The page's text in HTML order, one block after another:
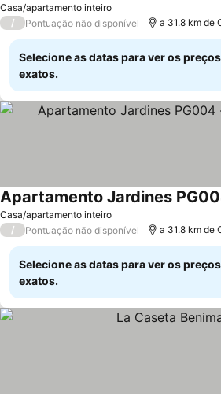
Casa/apartamento inteiro
/ Pontuação não disponível a 31.8 km de
Selecione as datas para ver os preços
exatos.
Casa/apartamento inteiro
/ Pontuação não disponível a 31.8 km de
Selecione as datas para ver os preços
exatos.